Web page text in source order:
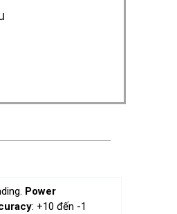
Power
: +10 đến -1